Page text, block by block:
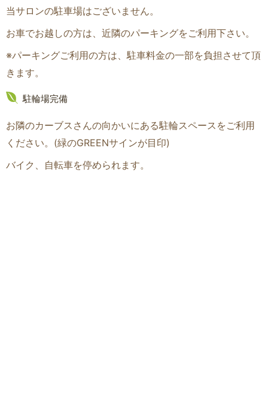
当サロンの駐車場はございません。
お車でお越しの方は、近隣のパーキングをご利用下さい。
※パーキングご利用の方は、駐車料金の一部を負担させて頂
きます。
駐輪場完備
お隣のカーブスさんの向かいにある駐輪スペースをご利用
ください。(緑のGREENサインが目印)
バイク、自転車を停められます。